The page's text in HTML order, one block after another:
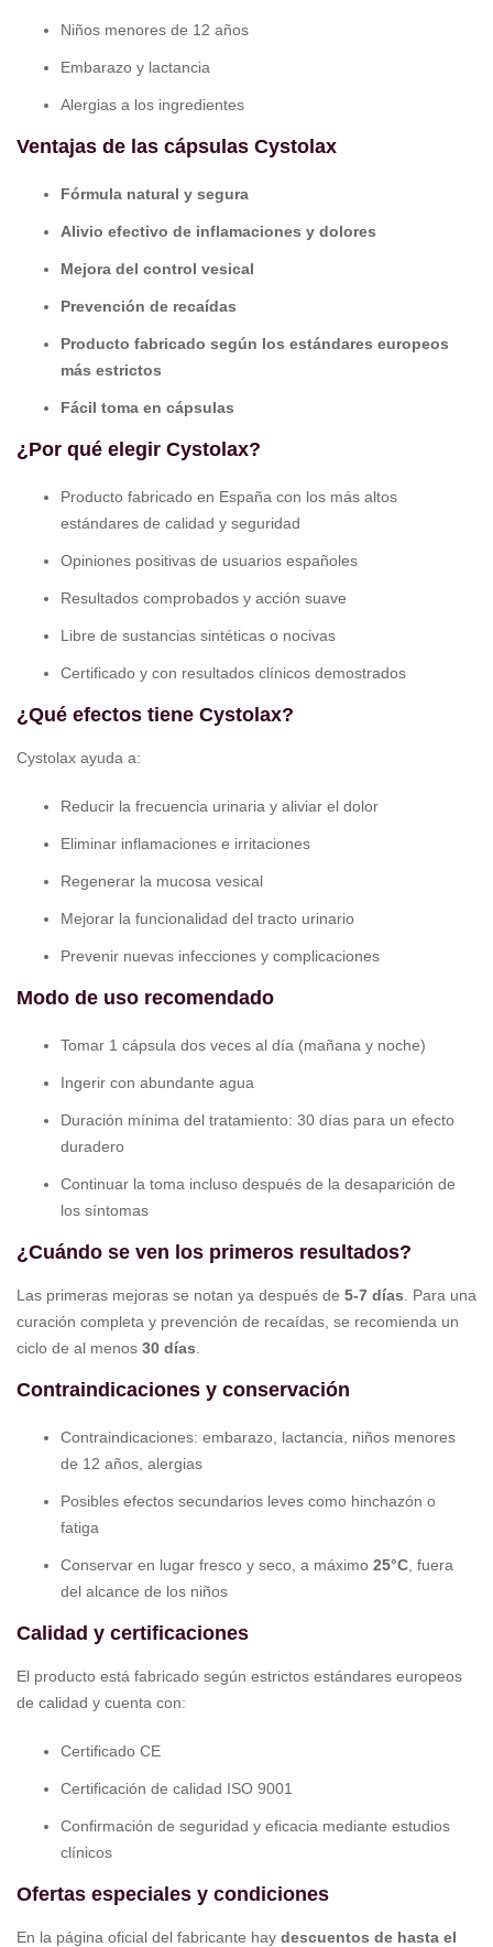
Niños menores de 12 años
Embarazo y lactancia
Alergias a los ingredientes
Ventajas de las cápsulas Cystolax
Fórmula natural y segura
Alivio efectivo de inflamaciones y dolores
Mejora del control vesical
Prevención de recaídas
Producto fabricado según los estándares europeos
más estrictos
Fácil toma en cápsulas
¿Por qué elegir Cystolax?
Producto fabricado en España con los más altos
estándares de calidad y seguridad
Opiniones positivas de usuarios españoles
Resultados comprobados y acción suave
Libre de sustancias sintéticas o nocivas
Certificado y con resultados clínicos demostrados
¿Qué efectos tiene Cystolax?
Cystolax ayuda a:
Reducir la frecuencia urinaria y aliviar el dolor
Eliminar inflamaciones e irritaciones
Regenerar la mucosa vesical
Mejorar la funcionalidad del tracto urinario
Prevenir nuevas infecciones y complicaciones
Modo de uso recomendado
Tomar 1 cápsula dos veces al día (mañana y noche)
Ingerir con abundante agua
Duración mínima del tratamiento: 30 días para un efecto
duradero
Continuar la toma incluso después de la desaparición de
los síntomas
¿Cuándo se ven los primeros resultados?
Las primeras mejoras se notan ya después de 5-7 días . Para una
curación completa y prevención de recaídas, se recomienda un
ciclo de al menos 30 días
Contraindicaciones y conservación
Contraindicaciones: embarazo, lactancia, niños menores
de 12 años, alergias
Posibles efectos secundarios leves como hinchazón o
fatiga
Conservar en lugar fresco y seco, a máximo 25°C , fuera
del alcance de los niños
Calidad y certificaciones
El producto está fabricado según estrictos estándares europeos
de calidad y cuenta con:
Certificado CE
Certificación de calidad ISO 9001
Confirmación de seguridad y eficacia mediante estudios
clínicos
Ofertas especiales y condiciones
En la página oficial del fabricante hay descuentos de hasta el